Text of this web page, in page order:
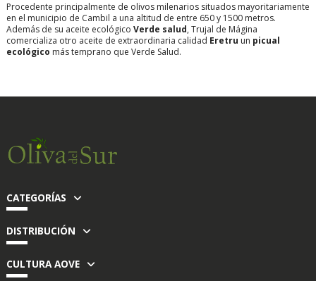
Procedente principalmente de olivos milenarios situados mayoritariamente
en el municipio de Cambil a una altitud de entre 650 y 1500 metros.
Además de su aceite ecológico Verde salud, Trujal de Mágina
comercializa otro aceite de extraordinaria calidad Eretru un picual
ecológico más temprano que Verde Salud.
CATEGORÍAS
DISTRIBUCIÓN
CULTURA AOVE